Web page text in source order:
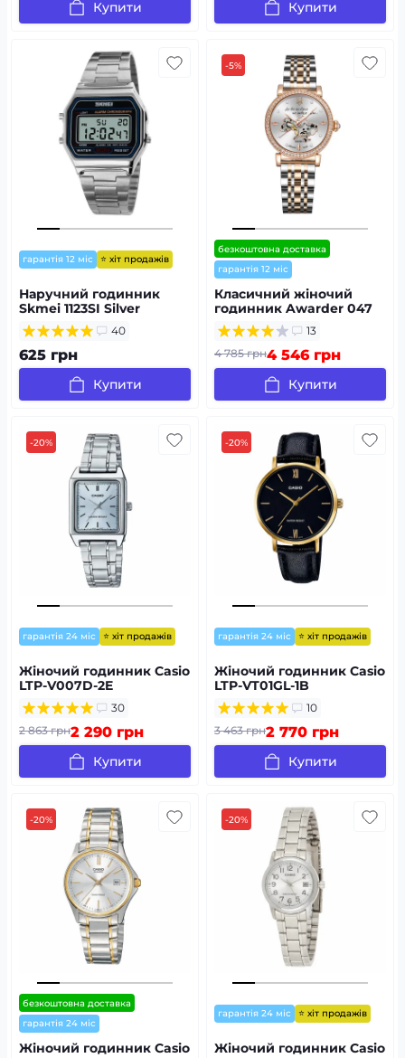
Купити Купити
гарантія 12 міс ⭐ хіт продажів
Наручний годинник
Skmei 1123SI Silver
40
625 грн
Купити
-5%
безкоштовна доставка
гарантія 12 міс
Класичний жіночий
годинник Awarder 047
Де би не була13
4 785 грн4 546 грн
Купити
-20%
гарантія 24 міс ⭐ хіт продажів
Жіночий годинник Casio
LTP-V007D-2E
30
2 863 грн2 290 грн
Купити
-20%
гарантія 24 міс ⭐ хіт продажів
Жіночий годинник Casio
LTP-VT01GL-1B
10
3 463 грн2 770 грн
Купити
-20%
безкоштовна доставка
гарантія 24 міс
Жіночий годинник Casio
-20%
гарантія 24 міс ⭐ хіт продажів
Жіночий годинник Casio